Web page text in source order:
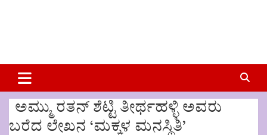
ಅಮ್ಮು ರತನ್ ಶೆಟ್ಟಿ ತೀರ್ಥಹಳ್ಳಿ ಅವರು
ಬರೆದ ಲೇಖನ ‘ಮಕ್ಕಳ ಮನಸ್ಥಿತಿ’